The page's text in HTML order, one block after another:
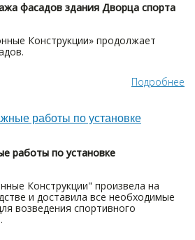
фасадов здания Дворца спорта
Конструкции» продолжает
Подробнее
работы по установке
Конструкции" произвела на
и доставила все необходимые
возведения спортивного